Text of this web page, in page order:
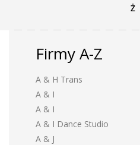
Ż
Firmy A-Z
A & H Trans
A & I
A & I
A & I Dance Studio
A & J